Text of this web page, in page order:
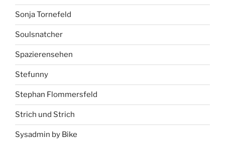
Sonja Tornefeld
Soulsnatcher
Spazierensehen
Stefunny
Stephan Flommersfeld
Strich und Strich
Sysadmin by Bike